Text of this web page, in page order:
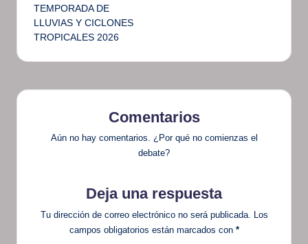
TEMPORADA DE
LLUVIAS Y CICLONES
TROPICALES 2026
Comentarios
Aún no hay comentarios. ¿Por qué no comienzas el
debate?
Deja una respuesta
Tu dirección de correo electrónico no será publicada. Los
campos obligatorios están marcados con *